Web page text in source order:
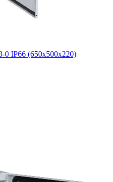
IP66 (650х500х220)